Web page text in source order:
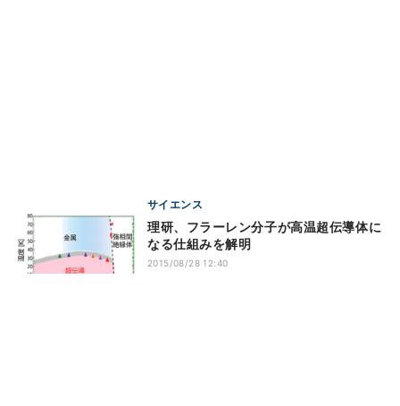
サイエンス
理研、フラーレン分子が高温超伝導体に
なる仕組みを解明
2015/08/28 12:40